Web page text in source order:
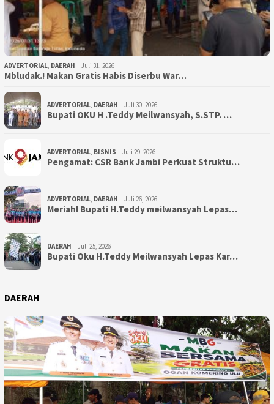
ADVERTORIAL, DAERAH Juli 31, 2026
Mbludak.! Makan Gratis Habis Diserbu War…
ADVERTORIAL, DAERAH Juli 30, 2026
Bupati OKU H .Teddy Meilwansyah, S.STP. …
ADVERTORIAL, BISNIS Juli 29, 2026
Pengamat: CSR Bank Jambi Perkuat Struktu…
ADVERTORIAL, DAERAH Juli 26, 2026
Meriah! Bupati H.Teddy meilwansyah Lepas…
DAERAH Juli 25, 2026
Bupati Oku H.Teddy Meilwansyah Lepas Kar…
DAERAH